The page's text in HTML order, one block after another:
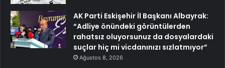
AK Parti Eskişehir İl Başkanı Albayrak:
“Adliye önündeki görüntülerden
rahatsız oluyorsunuz da dosyalardaki
suçlar hiç mi vicdanınızı sızlatmıyor”
Ağustos 8, 2026